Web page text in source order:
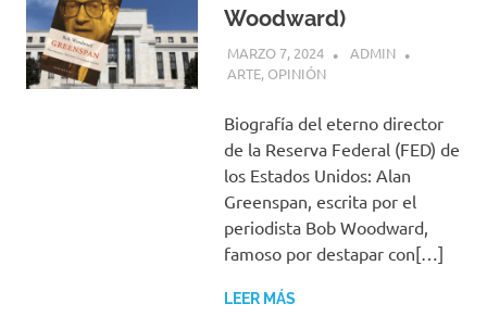
Woodward)
MARZO 7, 2024
ADMIN
ARTE, OPINIÓN
Biografía del eterno director
de la Reserva Federal (FED) de
los Estados Unidos: Alan
Greenspan, escrita por el
periodista Bob Woodward,
famoso por destapar con[…]
LEER MÁS